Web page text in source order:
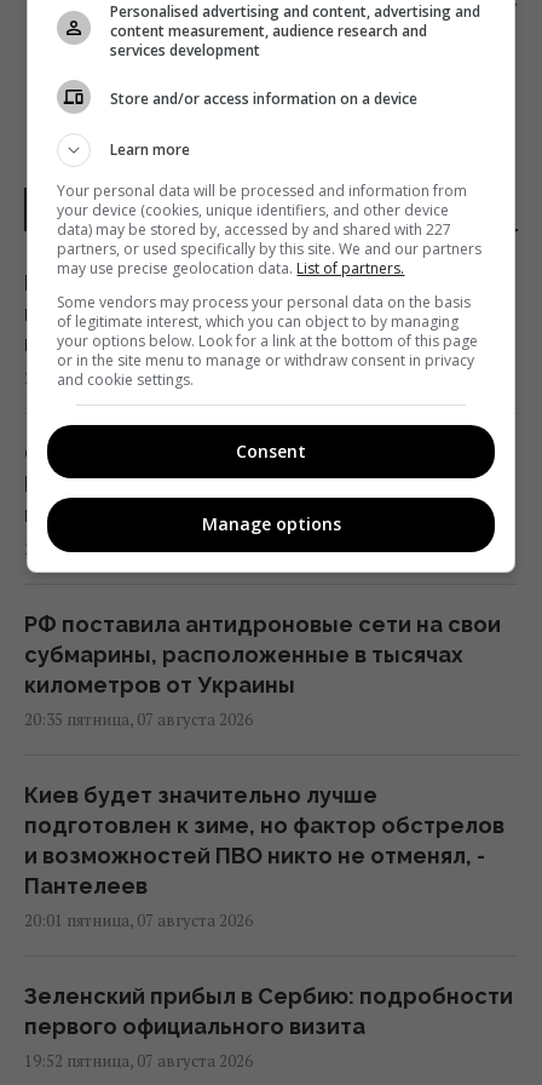
НАБУ
НОВОСТИ УКРАИНЫ
В результате атаки РФ был уничтожен
крупнейший склад средств
индивидуальной защиты
21:32 пятница, 07 августа 2026
Суд продлил содержание под стражей
Коломойского, защита заявила о
проблемах со здоровьем
20:39 пятница, 07 августа 2026
РФ поставила антидроновые сети на свои
субмарины, расположенные в тысячах
километров от Украины
20:35 пятница, 07 августа 2026
Киев будет значительно лучше
подготовлен к зиме, но фактор обстрелов
и возможностей ПВО никто не отменял, -
Пантелеев
20:01 пятница, 07 августа 2026
Зеленский прибыл в Сербию: подробности
первого официального визита
19:52 пятница, 07 августа 2026
Personalised advertising and content, advertising and
content measurement, audience research and
services development
Store and/or access information on a device
Learn more
Your personal data will be processed and information from
your device (cookies, unique identifiers, and other device
data) may be stored by, accessed by and shared with 227
partners, or used specifically by this site. We and our partners
may use precise geolocation data. List of partners.
Some vendors may process your personal data on the basis
of legitimate interest, which you can object to by managing
your options below. Look for a link at the bottom of this page
or in the site menu to manage or withdraw consent in privacy
and cookie settings.
Consent
Manage options